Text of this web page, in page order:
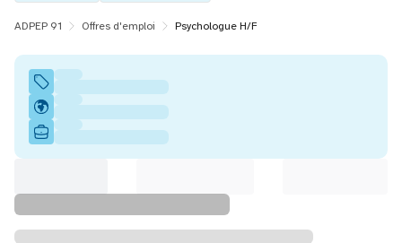
ADPEP 91 Offres d'emploi Psychologue H/F